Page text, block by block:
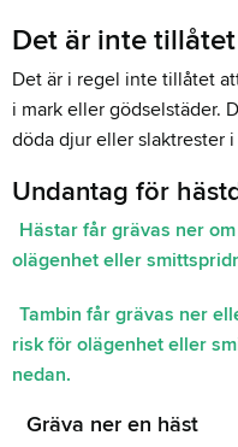
Det är inte
Det är i regel inte tillåtet
i mark eller gödselstäder.
döda djur eller slaktrester
Undantag för
Hästar får grävas ner
olägenhet eller
Tambin får grävas ner
risk för olägenhet eller
nedan.
Gräva ner en häst